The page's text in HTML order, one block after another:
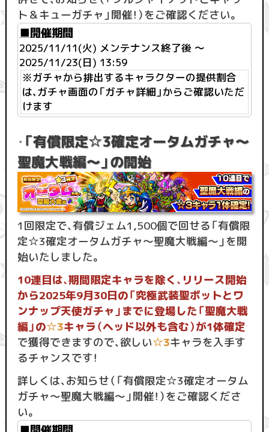
ト＆キューガチャ」開催！）をご確認ください。
■開催期間
2025/11/11(火) メンテナンス終了後 ～
2025/11/23(日) 13:59
※ガチャから排出するキャラクターの提供割合
は、ガチャ画面の「ガチャ詳細」からご確認いただ
けます
・ 「有償限定☆3確定オータムガチャ～
聖魔大戦編～」の開始
1回限定で、有償ジェム1,500個で回せる「有償限
定☆3確定オータムガチャ～聖魔大戦編～」を開
始いたしました。
10連目は、期間限定キャラを除く、リリース開始
から2025年9月30日の「究極武装聖ボットとワ
ンナップ天使ガチャ」までに登場した「聖魔大戦
編」の☆3キャラ（ヘッド以外も含む）が1体確定
で獲得できますので、欲しい☆3キャラを入手す
るチャンスです！
詳しくは、お知らせ（「有償限定☆3確定オータム
ガチャ～聖魔大戦編～」開催！）をご確認くださ
い。